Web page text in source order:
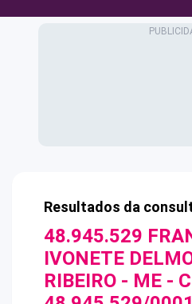
Resultados da
48.945.529
IVONETE
RIBEIRO - ME -